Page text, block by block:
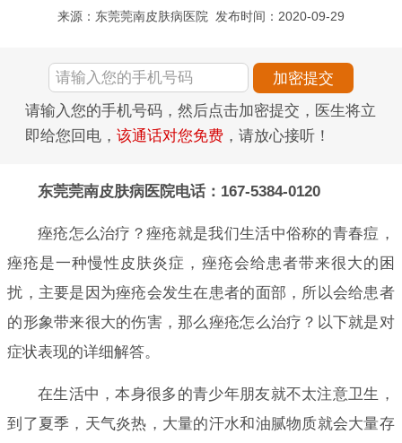
来源：东莞莞南皮肤病医院 发布时间：2020-09-29
请输入您的手机号码，然后点击加密提交，医生将立
即给您回电， 该通话对您免费 ，请放心接听！
东莞莞南皮肤病医院电话：167-5384-0120
痤疮怎么治疗？痤疮就是我们生活中俗称的青春痘，
痤疮是一种慢性皮肤炎症，痤疮会给患者带来很大的困
扰，主要是因为痤疮会发生在患者的面部，所以会给患者
的形象带来很大的伤害，那么痤疮怎么治疗？以下就是对
症状表现的详细解答。
在生活中，本身很多的青少年朋友就不太注意卫生，
到了夏季，天气炎热，大量的汗水和油腻物质就会大量存